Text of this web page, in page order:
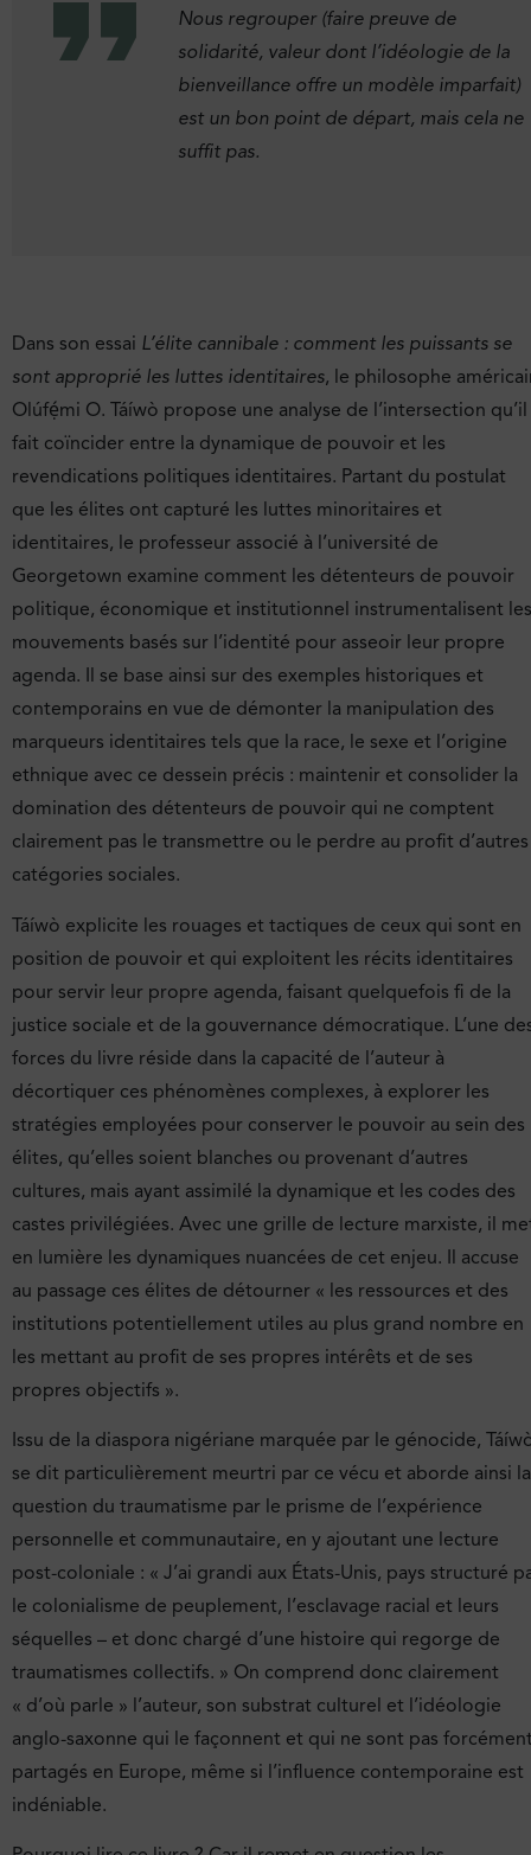
Nous regrouper (faire preuve de
solidarité, valeur dont l’idéologie de la
bienveillance offre un modèle imparfait)
est un bon point de départ, mais cela ne
suffit pas.
Dans son essai L’élite cannibale : comment les puissants se
sont approprié les luttes identitaires, le philosophe
Olúfẹ́mi O. Táíwò propose une analyse de l’intersection qu’il
fait coïncider entre la dynamique de pouvoir et les
revendications politiques identitaires. Partant du postulat
que les élites ont capturé les luttes minoritaires et
identitaires, le professeur associé à l’université de
Georgetown examine comment les détenteurs de pouvoir
politique, économique et institutionnel instrumentalisent les
mouvements basés sur l’identité pour asseoir leur propre
agenda. Il se base ainsi sur des exemples historiques et
contemporains en vue de démonter la manipulation des
marqueurs identitaires tels que la race, le sexe et l’origine
ethnique avec ce dessein précis : maintenir et consolider la
domination des détenteurs de pouvoir qui ne comptent
clairement pas le transmettre ou le perdre au profit d’autres
catégories sociales.
Táíwò explicite les rouages et tactiques de ceux qui sont en
position de pouvoir et qui exploitent les récits identitaires
pour servir leur propre agenda, faisant quelquefois fi de la
justice sociale et de la gouvernance démocratique. L’une
forces du livre réside dans la capacité de l’auteur à
décortiquer ces phénomènes complexes, à explorer les
stratégies employées pour conserver le pouvoir au sein des
élites, qu’elles soient blanches ou provenant d’autres
cultures, mais ayant assimilé la dynamique et les codes des
castes privilégiées. Avec une grille de lecture marxiste, il
en lumière les dynamiques nuancées de cet enjeu. Il accuse
au passage ces élites de détourner « les ressources et des
institutions potentiellement utiles au plus grand nombre en
les mettant au profit de ses propres intérêts et de ses
propres objectifs ».
Issu de la diaspora nigériane marquée par le génocide,
se dit particulièrement meurtri par ce vécu et aborde ainsi la
question du traumatisme par le prisme de l’expérience
personnelle et communautaire, en y ajoutant une lecture
post-coloniale : « J’ai grandi aux États-Unis, pays structuré
le colonialisme de peuplement, l’esclavage racial et leurs
séquelles – et donc chargé d’une histoire qui regorge de
traumatismes collectifs. » On comprend donc clairement
« d’où parle » l’auteur, son substrat culturel et l’idéologie
anglo-saxonne qui le façonnent et qui ne sont pas
partagés en Europe, même si l’influence contemporaine est
indéniable.